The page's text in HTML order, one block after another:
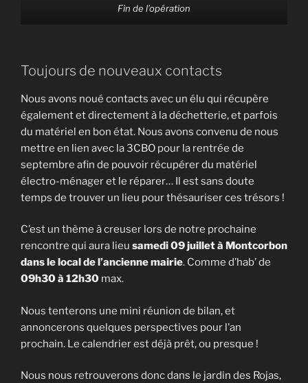
Fin de l’opération
Toujours de nouveaux contacts
Nous avons noué contacts avec un élu qui récupère
également et directement à la déchetterie, et parfois
du matériel en bon état. Nous avons convenu de nous
mettre en lien avec la 3CBO pour la rentrée de
septembre afin de pouvoir récupérer du matériel
électro-ménager et le réparer… Il est sans doute
temps de trouver un lieu pour thésauriser ces trésors !
C’est un thème à creuser lors de notre prochaine
rencontre qui aura lieu samedi 09 juillet à Montcorbon
dans le local de l’ancienne mairie. Comme d’hab’ de
09h30 à 12h30 max.
Nous tenterons une mini réunion de bilan, et
annoncerons quelques perspectives pour l’an
prochain. Le calendrier est déjà prêt, ou presque !
Nous nous retrouverons donc dans le jardin des Rojas,